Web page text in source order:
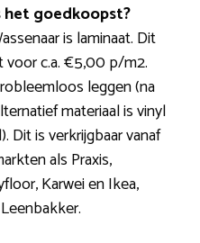
goedkoopst?
is laminaat. Dit
c.a. €5,00 p/m2.
leggen (na
materiaal is vinyl
Dit is verkrijgbaar vanaf
als Praxis,
Karwei en Ikea,